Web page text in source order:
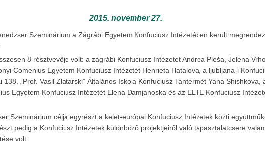
2015. november 27.
Szeminárium a Zágrábi Egyetem Konfuciusz Intézetében került
8 résztvevője volt: a zágrábi Konfuciusz Intézetet Andrea Pleša, Jelena
Comenius Egyetem Konfuciusz Intézetét Henrieta Hatalova, a ljubljana-i
138. „Prof. Vasil Zlatarski” Általános Iskola Konfuciusz Tantermét Yana Shishkova,
Egyetem Konfuciusz Intézetét Elena Damjanoska és az ELTE Konfuciusz
Szeminárium célja egyrészt a kelet-európai Konfuciusz Intézetek közti
pedig a Konfuciusz Intézetek különböző projektjeiről való tapasztalatcsere
volt.